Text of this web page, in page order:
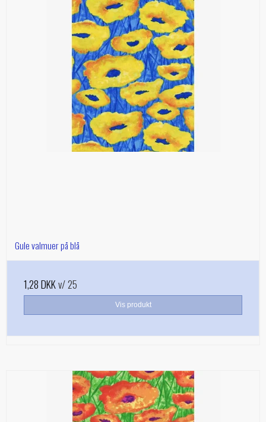
Gule valmuer på blå
1,28 DKKv/ 25
Vis produkt